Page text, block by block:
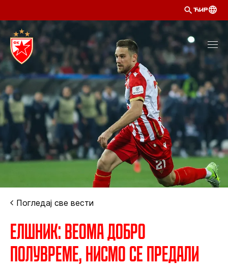
ЋИР
Погледај све вести
Елшник: Веома добро
полувреме, нисмо се предали